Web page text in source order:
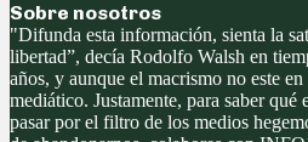
Sobre nosotros
"Difunda esta información, sienta la
libertad”, decía Rodolfo Walsh en
años, y aunque el macrismo no este
mediático. Justamente, para saber qué
pasar por el filtro de los medios